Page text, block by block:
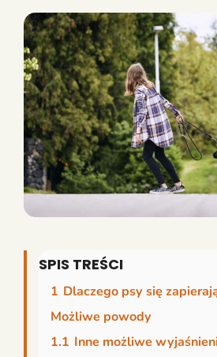
SPIS TREŚCI
1 Dlaczego psy się
Możliwe powody
1.1 Inne możliwe